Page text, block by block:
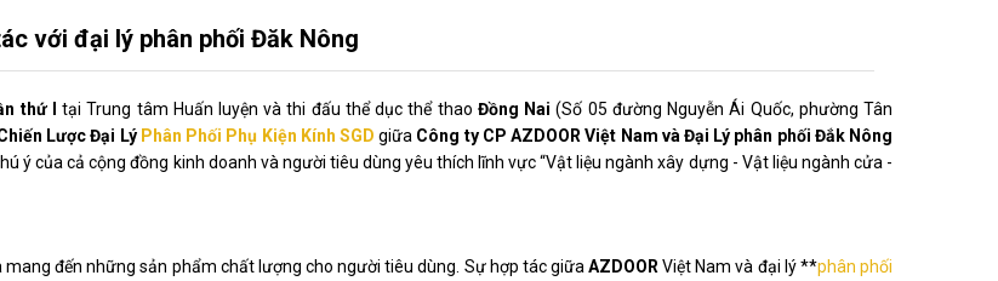
với đại lý phân phối Đăk Nông
thứ I tại Trung tâm Huấn luyện và thi đấu thể dục thể thao Đồng Nai (Số 05 đường Nguyễn Ái Quốc, phường Tân
Lược Đại Lý Phân Phối Phụ Kiện Kính SGD giữa Công ty CP AZDOOR Việt Nam và Đại Lý phân phối Đắk Nông
ý của cả cộng đồng kinh doanh và người tiêu dùng yêu thích lĩnh vực “Vật liệu ngành xây dựng - Vật liệu ngành cửa -
đến những sản phẩm chất lượng cho người tiêu dùng. Sự hợp tác giữaAZDOOR Việt Nam và đại lý **phân phối